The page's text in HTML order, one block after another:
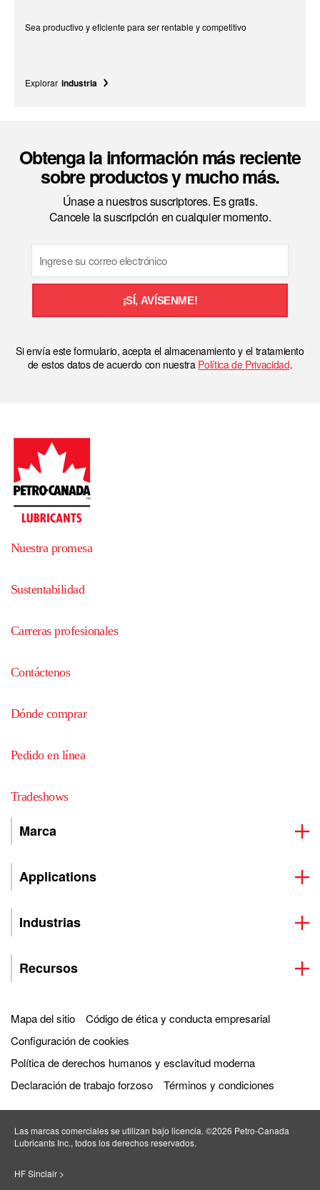
Sea productivo y eficiente para ser rentable y competitivo
Explorar industria
Obtenga la información más reciente
sobre productos y mucho más.
Únase a nuestros suscriptores. Es gratis.
Cancele la suscripción en cualquier momento.
¡SÍ, AVÍSENME!
Si envía este formulario, acepta el almacenamiento y el tratamiento
de estos datos de acuerdo con nuestra Política de Privacidad.
Nuestra promesa
Sustentabilidad
Carreras profesionales
Contáctenos
Dónde comprar
Pedido en línea
Tradeshows
Marca
Applications
Industrias
Recursos
Mapa del sitio
Código de ética y conducta empresarial
Configuración de cookies
Política de derechos humanos y esclavitud moderna
Declaración de trabajo forzoso
Términos y condiciones
Las marcas comerciales se utilizan bajo licencia. ©2026 Petro‐Canada
Lubricants Inc., todos los derechos reservados.
HF Sinclair >